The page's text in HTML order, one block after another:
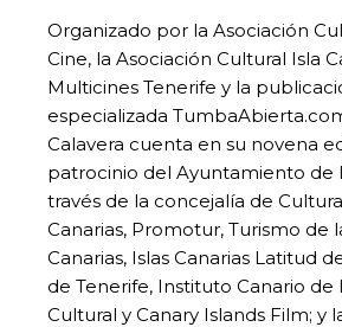
Organizado por la Asociación
Cine, la Asociación Cultural Isla
Multicines Tenerife y la
especializada
Calavera cuenta en su novena
patrocinio del Ayuntamiento de
través de la concejalía de
Canarias, Promotur, Turismo de
Canarias, Islas Canarias Latitud
de Tenerife, Instituto Canario de
Cultural y Canary Islands Film; y